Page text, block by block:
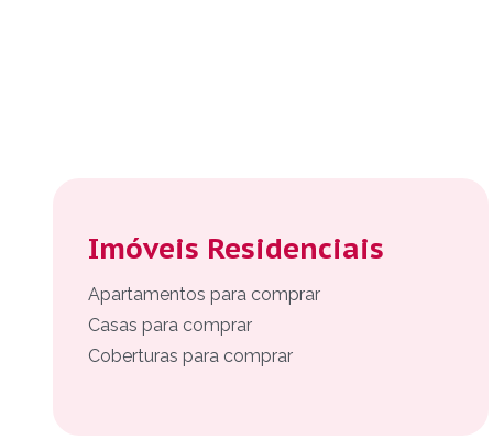
Imóveis Residenciais
Apartamentos para comprar
Casas para comprar
Coberturas para comprar